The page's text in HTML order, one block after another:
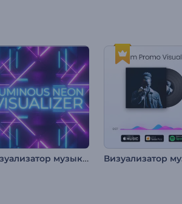
Визуализатор музыки: Неоновый свет